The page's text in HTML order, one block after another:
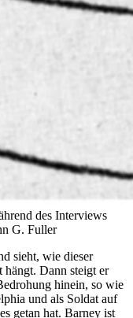
des Interviews
G. Fuller
sieht, wie dieser
Dann steigt er
hinein, so wie
und als Soldat auf
getan hat. Barney ist